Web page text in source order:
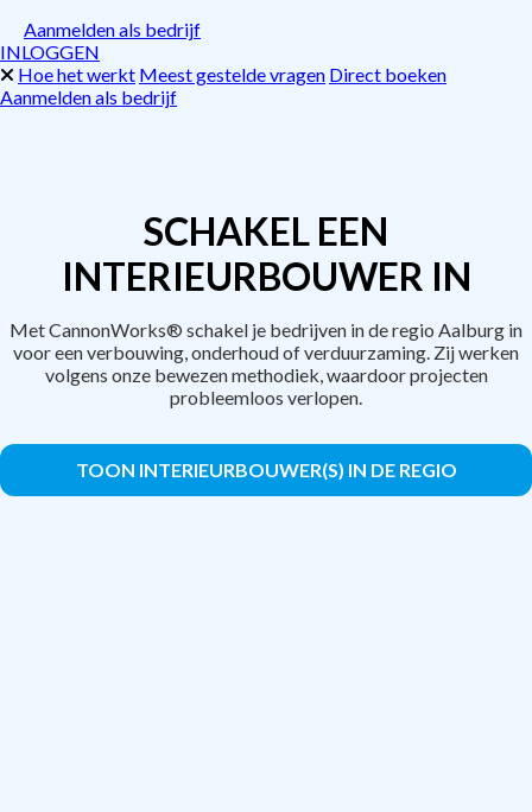
Aanmelden als bedrijf
INLOGGEN
Hoe het werkt Meest gestelde vragen Direct boeken
Aanmelden als bedrijf
SCHAKEL EEN
INTERIEURBOUWER IN
Met CannonWorks® schakel je bedrijven in de regio Aalburg in
voor een verbouwing, onderhoud of verduurzaming. Zij werken
volgens onze bewezen methodiek, waardoor projecten
probleemloos verlopen.
TOON INTERIEURBOUWER(S) IN DE REGIO